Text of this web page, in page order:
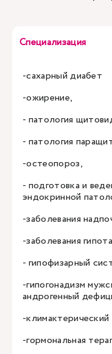
Специализация
-сахарный диабет
-ожирение,
- патология
- патология
-остеопороз,
- подготовка и
эндокринной
-заболевания
-заболевания
- гипофизарный
-гипогонадизм
андрогенный
-
-гормональная